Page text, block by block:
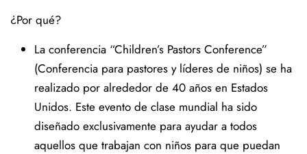
¿Por qué?
La conferencia “Children’s Pastors Conference”
(Conferencia para pastores y líderes de niños) se ha
realizado por alrededor de 40 años en Estados
Unidos. Este evento de clase mundial ha sido
diseñado exclusivamente para ayudar a todos
aquellos que trabajan con niños para que puedan